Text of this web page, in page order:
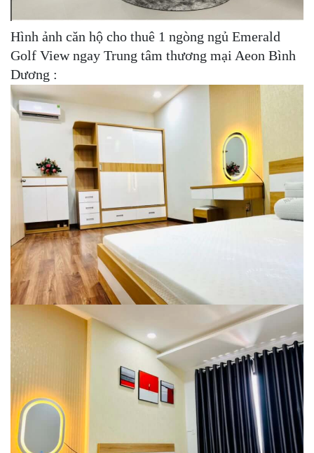
Hình ảnh căn hộ cho thuê 1 ngòng ngủ Emerald
Golf View ngay Trung tâm thương mại Aeon Bình
Dương :